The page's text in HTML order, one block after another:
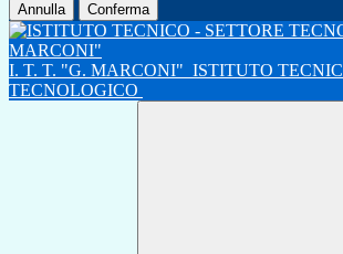
Annulla Conferma
I. T. T. "G. MARCONI" ISTITUTO
TECNOLOGICO